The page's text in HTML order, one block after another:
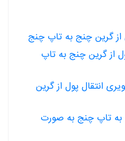
از گرین چنج به تاپ
انتقال پول از گرین
به تاپ چنج به صورت